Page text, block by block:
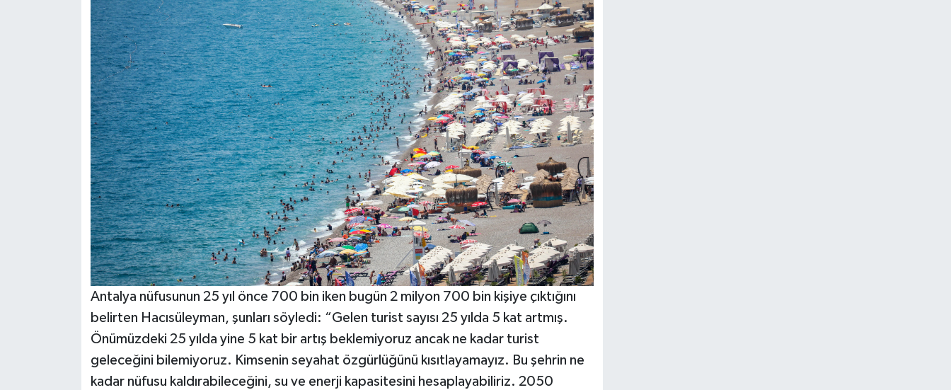
Antalya nüfusunun 25 yıl önce 700 bin iken bugün 2 milyon 700 bin kişiye çıktığını
belirten Hacısüleyman, şunları söyledi: “Gelen turist sayısı 25 yılda 5 kat artmış.
Önümüzdeki 25 yılda yine 5 kat bir artış beklemiyoruz ancak ne kadar turist
geleceğini bilemiyoruz. Kimsenin seyahat özgürlüğünü kısıtlayamayız. Bu şehrin ne
kadar nüfusu kaldırabileceğini, su ve enerji kapasitesini hesaplayabiliriz. 2050